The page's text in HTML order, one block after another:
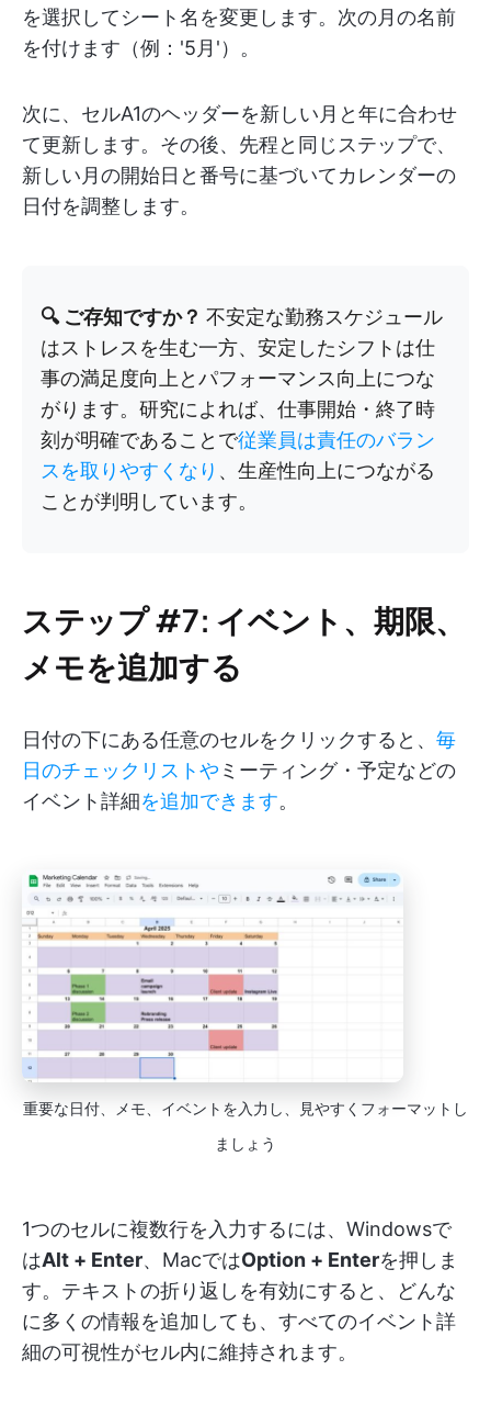
を選択してシート名を変更します。次の月の名前
を付けます（例：'5月'）。
次に、セルA1のヘッダーを新しい月と年に合わせ
て更新します。その後、先程と同じステップで、
新しい月の開始日と番号に基づいてカレンダーの
日付を調整します。
🔍 ご存知ですか？ 不安定な勤務スケジュール
はストレスを生む一方、安定したシフトは仕
事の満足度向上とパフォーマンス向上につな
がります。研究によれば、仕事開始・終了時
刻が明確であることで従業員は責任のバラン
スを取りやすくなり 、生産性向上につながる
ことが判明しています。
ステップ #7: イベント、期限、
メモを追加する
日付の下にある任意のセルをクリックすると、 毎
日のチェックリストや ミーティング・予定などの
イベント詳細を追加できます。
重要な日付、メモ、イベントを入力し、見やすくフォーマットし
ましょう
1つのセルに複数行を入力するには、Windowsで
はAlt + Enter、MacではOption + Enterを押しま
す。テキストの折り返しを有効にすると、どんな
に多くの情報を追加しても、すべてのイベント詳
細の可視性がセル内に維持されます。